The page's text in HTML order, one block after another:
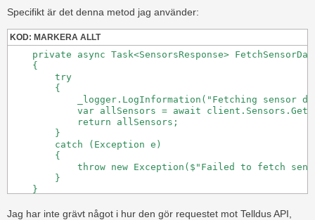
Specifikt är det denna metod jag använder:
KOD: MARKERA ALLT
private async Task<SensorsResponse>
    {
        try
        {
_logger.LogInformation("Fetching sensor
var allSensors = await
            return allSensors;
        }
        catch (Exception e)
        {
throw new Exception($"Failed to fetch
        }
    }
Jag har inte grävt något i hur den gör requestet mot Telldus API,